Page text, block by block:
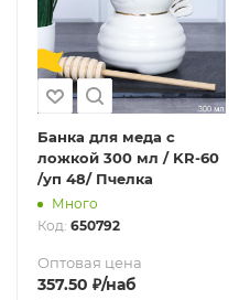
Банка для меда с
ложкой 300 мл / KR-60
/уп 48/ Пчелка
Много
Код: 650792
Оптовая цена
357.50 ₽/наб